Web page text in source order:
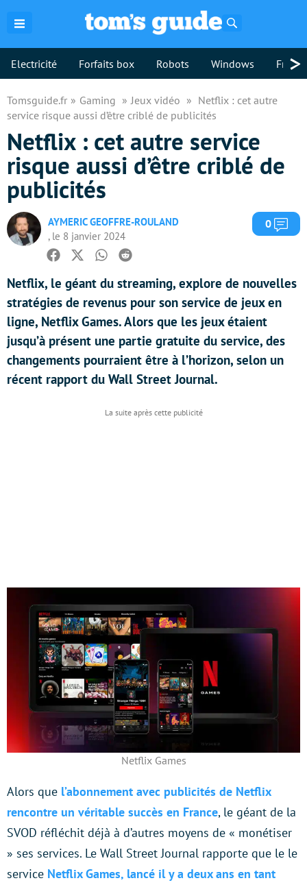
Electricité Forfaits box Robots Windows >
Tomsguide.fr Gaming Jeux vidéo
Netflix : cet autre
service risque aussi d’être criblé de publicités
Netflix : cet autre service
risque aussi d’être criblé de
publicités
AYMERIC GEOFFRE-ROULAND
, le 8 janvier 2024
0
Facebook
TwitterWhatsapp
Reddit
Netflix, le géant du streaming, explore de nouvelles
stratégies de revenus pour son service de jeux en
ligne, Netflix Games. Alors que les jeux étaient
jusqu’à présent une partie gratuite du service, des
changements pourraient être à l’horizon, selon un
récent rapport du Wall Street Journal.
Netflix Games
Alors que l’abonnement avec publicités de Netflix
rencontre un véritable succès en France, le géant de la
SVOD réfléchit déjà à d’autres moyens de « monétiser
» ses services. Le Wall Street Journal rapporte que le le
service Netflix Games, lancé il y a deux ans en tant